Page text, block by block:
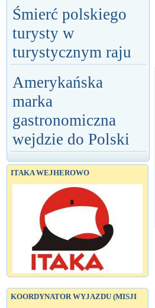
Śmierć polskiego
turysty w
turystycznym raju
Amerykańska
marka
gastronomiczna
wejdzie do Polski
ITAKA WEJHEROWO
KOORDYNATOR WYJAZDU (MISJI